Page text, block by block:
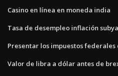
Casino en línea en moneda india
Tasa de desempleo inflación
Presentar los impuestos federales
Valor de libra a dólar antes de